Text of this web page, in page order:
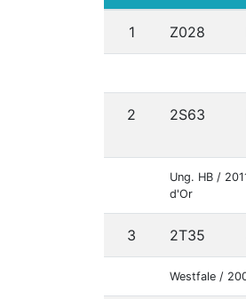
1 Z028
2 2S63
Ung. HB /
d'Or
3 2T35
Westfale /